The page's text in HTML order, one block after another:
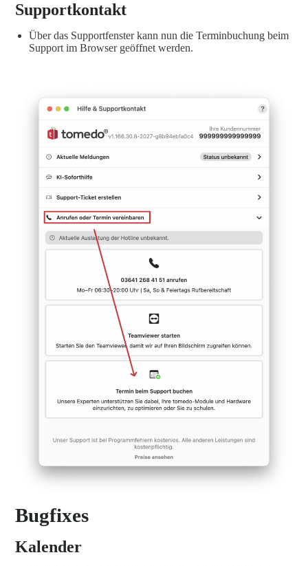
Supportkontakt
Über das Supportfenster kann nun die Terminbuchung beim
Support im Browser geöffnet werden.
Bugfixes
Kalender